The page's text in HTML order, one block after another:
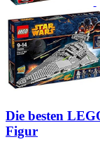
Die besten
Figur